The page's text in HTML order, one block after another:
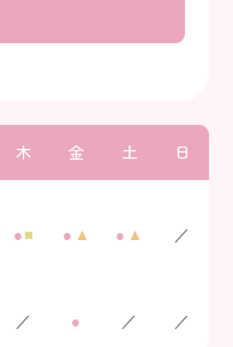
木 金 土 日
●■ ● ▲ ● ▲ ／
／ ● ／ ／